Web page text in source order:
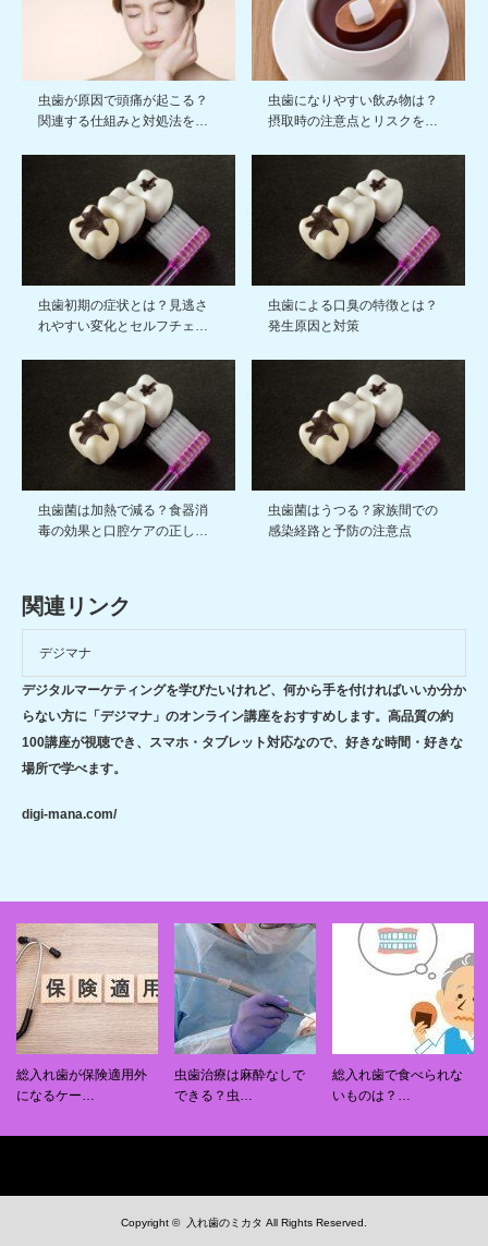
虫歯が原因で頭痛が起こる？
関連する仕組みと対処法を…
虫歯になりやすい飲み物は？
摂取時の注意点とリスクを…
虫歯初期の症状とは？見逃さ
れやすい変化とセルフチェ…
虫歯による口臭の特徴とは？
発生原因と対策
虫歯菌は加熱で減る？食器消
毒の効果と口腔ケアの正し…
虫歯菌はうつる？家族間での
感染経路と予防の注意点
関連リンク
デジマナ
デジタルマーケティングを学びたいけれど、何から手を付ければいいか分か
らない方に「デジマナ」のオンライン講座をおすすめします。高品質の約
100講座が視聴でき、スマホ・タブレット対応なので、好きな時間・好きな
場所で学べます。
digi-mana.com/
総入れ歯が保険適用外
になるケー…
虫歯治療は麻酔なしで
できる？虫…
総入れ歯で食べられな
いものは？…
Copyright © 入れ歯のミカタ All Rights Reserved.